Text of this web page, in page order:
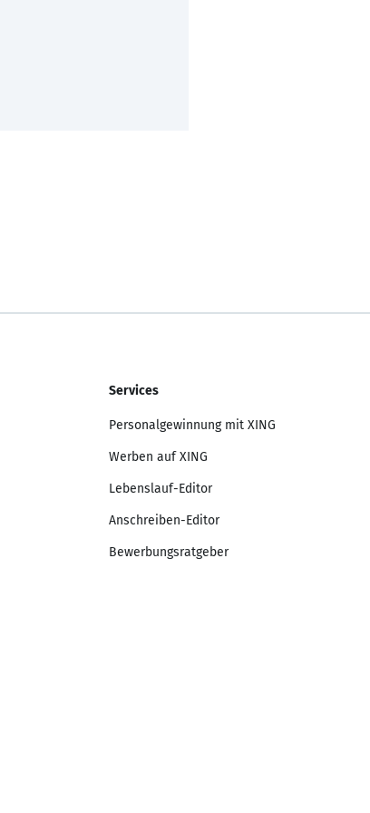
Services
Personalgewinnung mit XING
Werben auf XING
Lebenslauf-Editor
Anschreiben-Editor
Bewerbungsratgeber